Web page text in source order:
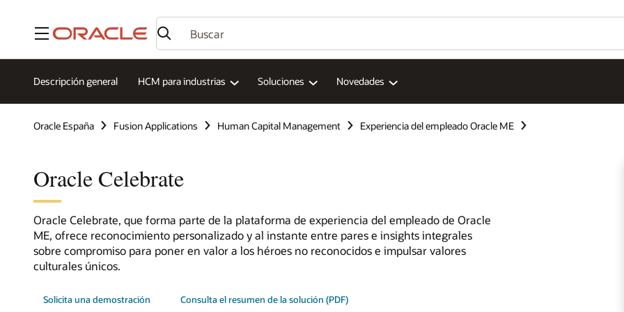
Menú
Descripción general HCM para industrias Soluciones Novedades
Oracle España Fusion Applications Human Capital Management Experiencia del empleado Oracle ME
Oracle Celebrate
Oracle Celebrate, que forma parte de la plataforma de experiencia del empleado de Oracle
ME, ofrece reconocimiento personalizado y al instante entre pares e insights integrales
sobre compromiso para poner en valor a los héroes no reconocidos e impulsar valores
culturales únicos.
Solicita una demostración Consulta el resumen de la solución (PDF)